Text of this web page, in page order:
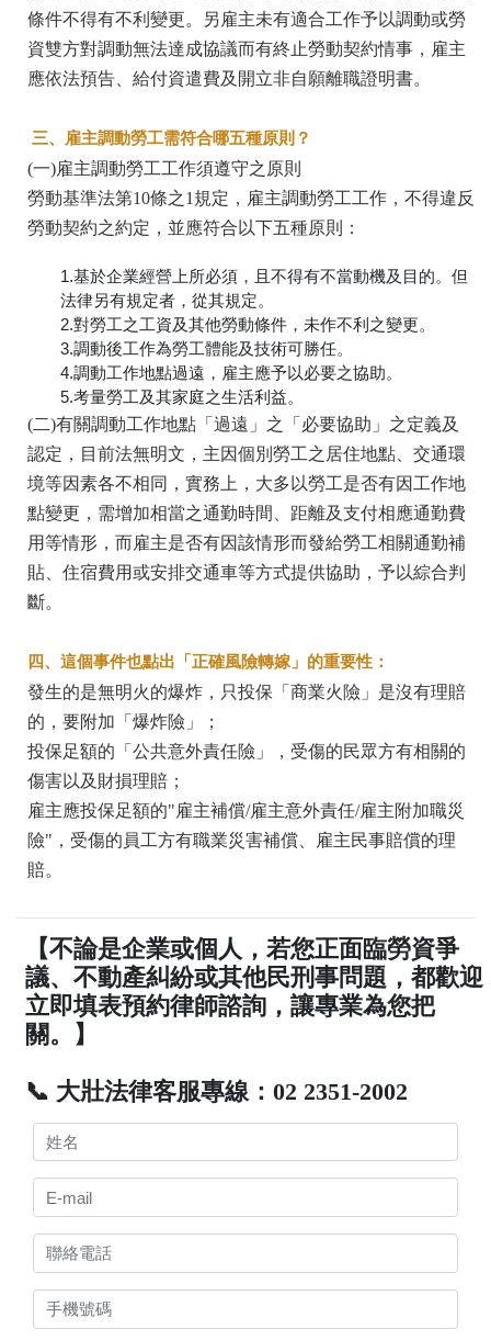
條件不得有不利變更。另雇主未有適合工作予以調動或勞
資雙方對調動無法達成協議而有終止勞動契約情事，雇主
應依法預告、給付資遣費及開立非自願離職證明書。
三、雇主調動勞工需符合哪五種原則？
(一)雇主調動勞工工作須遵守之原則
勞動基準法第10條之1規定，雇主調動勞工工作，不得違反
勞動契約之約定，並應符合以下五種原則：
1.基於企業經營上所必須，且不得有不當動機及目的。但
法律另有規定者，從其規定。
2.對勞工之工資及其他勞動條件，未作不利之變更。
3.調動後工作為勞工體能及技術可勝任。
4.調動工作地點過遠，雇主應予以必要之協助。
5.考量勞工及其家庭之生活利益。
(二)有關調動工作地點「過遠」之「必要協助」之定義及
認定，目前法無明文，主因個別勞工之居住地點、交通環
境等因素各不相同，實務上，大多以勞工是否有因工作地
點變更，需增加相當之通勤時間、距離及支付相應通勤費
用等情形，而雇主是否有因該情形而發給勞工相關通勤補
貼、住宿費用或安排交通車等方式提供協助，予以綜合判
斷。
四、這個事件也點出「正確風險轉嫁」的重要性：
發生的是無明火的爆炸，只投保「商業火險」是沒有理賠
的，要附加「爆炸險」；
投保足額的「公共意外責任險」，受傷的民眾方有相關的
傷害以及財損理賠；
雇主應投保足額的"雇主補償/雇主意外責任/雇主附加職災
險"，受傷的員工方有職業災害補償、雇主民事賠償的理
賠。
【不論是企業或個人，若您正面臨勞資爭
議、不動產糾紛或其他民刑事問題，都歡迎
立即填表預約律師諮詢，讓專業為您把
關。】
📞 大壯法律客服專線：02 2351-2002